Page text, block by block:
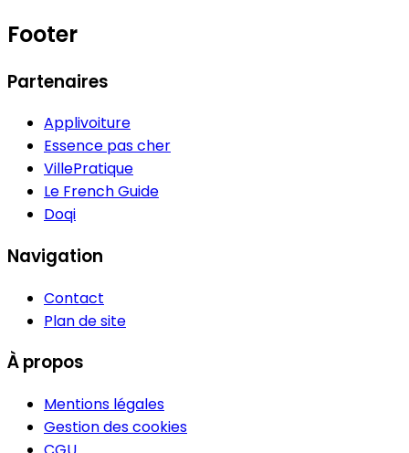
Footer
Partenaires
Applivoiture
Essence pas cher
VillePratique
Le French Guide
Doqi
Navigation
Contact
Plan de site
À propos
Mentions légales
Gestion des cookies